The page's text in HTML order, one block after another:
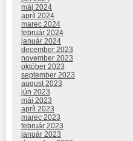
máj 2024
apríl 2024
marec 2024
február 2024
január 2024
december 2023
november 2023
október 2023
september 2023
august 2023
jún 2023
máj 2023
apríl 2023
marec 2023
február 2023
január 2023